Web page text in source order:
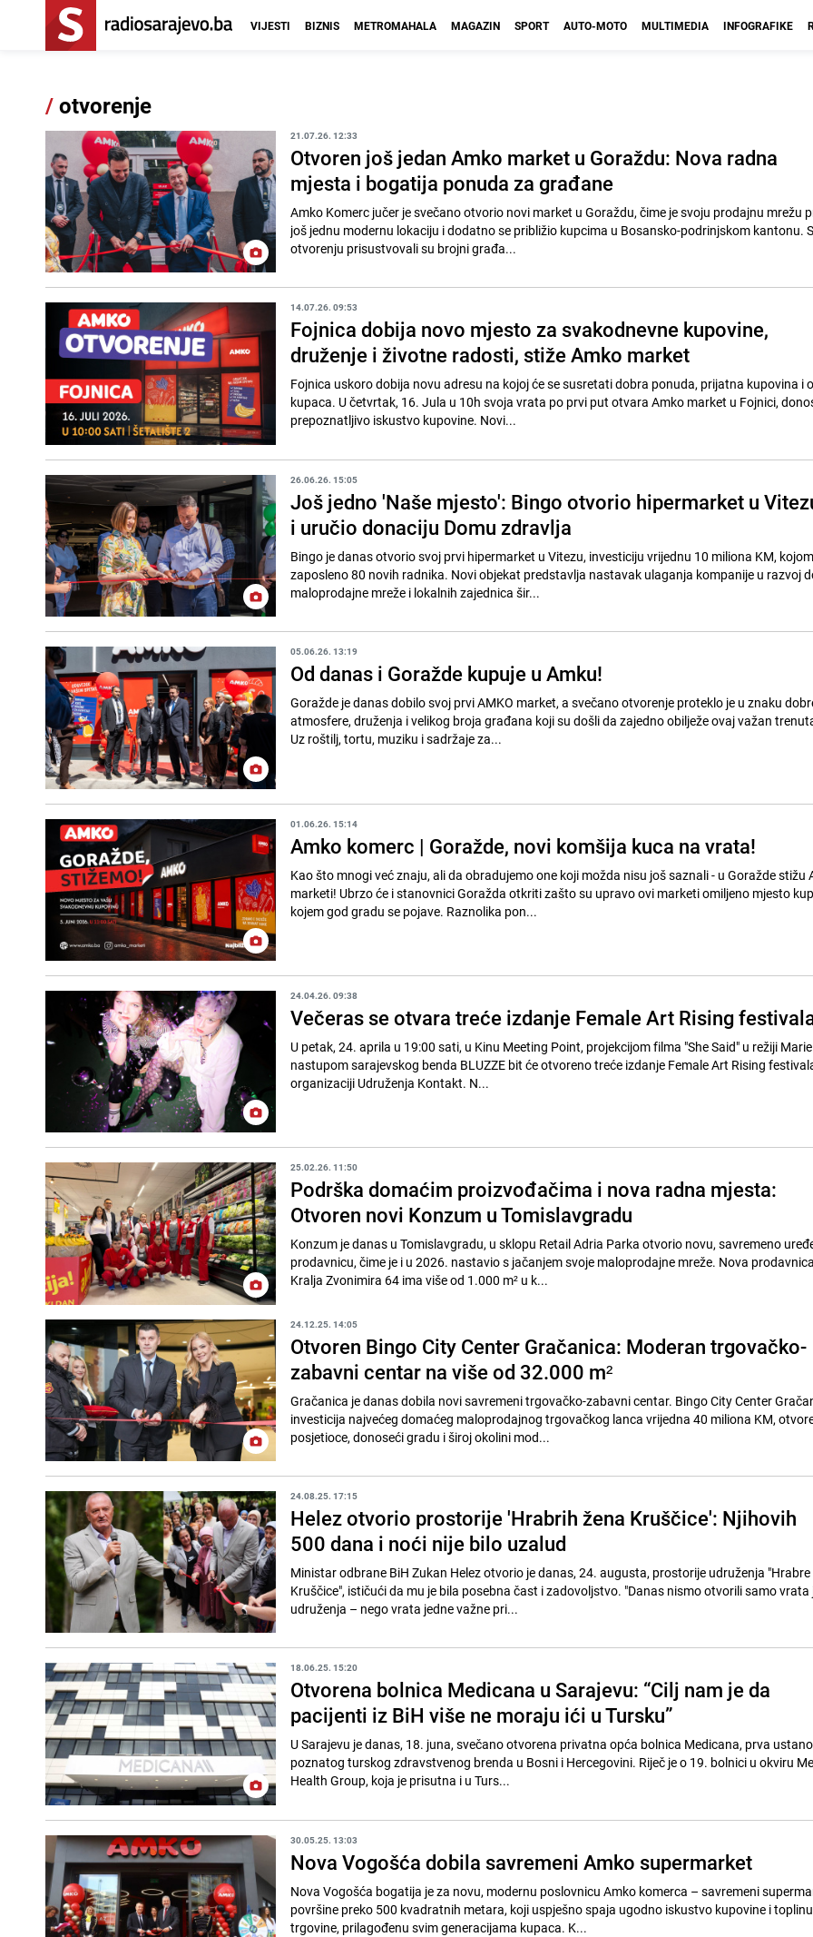
VIJESTI BIZNIS METROMAHALA MAGAZIN SPORT AUTO-MOTO MULTIMEDIA INFOGRAFIKE
/otvorenje
21.07.26. 12:33
Otvoren još jedan Amko market u Goraždu: Nova radna
mjesta i bogatija ponuda za građane
Amko Komerc jučer je svečano otvorio novi market u Goraždu, čime je svoju prodajnu mrežu
još jednu modernu lokaciju i dodatno se približio kupcima u Bosansko-podrinjskom kantonu.
otvorenju prisustvovali su brojni građa...
14.07.26. 09:53
Fojnica dobija novo mjesto za svakodnevne kupovine,
druženje i životne radosti, stiže Amko market
Fojnica uskoro dobija novu adresu na kojoj će se susretati dobra ponuda, prijatna kupovina i
kupaca. U četvrtak, 16. Jula u 10h svoja vrata po prvi put otvara Amko market u Fojnici,
prepoznatljivo iskustvo kupovine. Novi...
26.06.26. 15:05
Još jedno 'Naše mjesto': Bingo otvorio hipermarket u
i uručio donaciju Domu zdravlja
Bingo je danas otvorio svoj prvi hipermarket u Vitezu, investiciju vrijednu 10 miliona KM,
zaposleno 80 novih radnika. Novi objekat predstavlja nastavak ulaganja kompanije u razvoj
maloprodajne mreže i lokalnih zajednica šir...
05.06.26. 13:19
Od danas i Goražde kupuje u Amku!
Goražde je danas dobilo svoj prvi AMKO market, a svečano otvorenje proteklo je u znaku
atmosfere, druženja i velikog broja građana koji su došli da zajedno obilježe ovaj važan
Uz roštilj, tortu, muziku i sadržaje za...
01.06.26. 15:14
Amko komerc | Goražde, novi komšija kuca na vrata!
Kao što mnogi već znaju, ali da obradujemo one koji možda nisu još saznali - u Goražde stižu
marketi! Ubrzo će i stanovnici Goražda otkriti zašto su upravo ovi marketi omiljeno mjesto
kojem god gradu se pojave. Raznolika pon...
24.04.26. 09:38
Večeras se otvara treće izdanje Female Art Rising
U petak, 24. aprila u 19:00 sati, u Kinu Meeting Point, projekcijom filma "She Said" u režiji
nastupom sarajevskog benda BLUZZE bit će otvoreno treće izdanje Female Art Rising
organizaciji Udruženja Kontakt. N...
25.02.26. 11:50
Podrška domaćim proizvođačima i nova radna mjesta:
Otvoren novi Konzum u Tomislavgradu
Konzum je danas u Tomislavgradu, u sklopu Retail Adria Parka otvorio novu, savremeno
prodavnicu, čime je i u 2026. nastavio s jačanjem svoje maloprodajne mreže. Nova
Kralja Zvonimira 64 ima više od 1.000 m² u k...
24.12.25. 14:05
Otvoren Bingo City Center Gračanica: Moderan trgovačko-
zabavni centar na više od 32.000 m²
Gračanica je danas dobila novi savremeni trgovačko-zabavni centar. Bingo City Center
investicija najvećeg domaćeg maloprodajnog trgovačkog lanca vrijedna 40 miliona KM,
posjetioce, donoseći gradu i široj okolini mod...
24.08.25. 17:15
Helez otvorio prostorije 'Hrabrih žena Kruščice': Njihovih
500 dana i noći nije bilo uzalud
Ministar odbrane BiH Zukan Helez otvorio je danas, 24. augusta, prostorije udruženja "Hrabre
Kruščice", ističući da mu je bila posebna čast i zadovoljstvo. "Danas nismo otvorili samo vrata
udruženja – nego vrata jedne važne pri...
18.06.25. 15:20
Otvorena bolnica Medicana u Sarajevu: “Cilj nam je da
pacijenti iz BiH više ne moraju ići u Tursku”
U Sarajevu je danas, 18. juna, svečano otvorena privatna opća bolnica Medicana, prva
poznatog turskog zdravstvenog brenda u Bosni i Hercegovini. Riječ je o 19. bolnici u okviru
Health Group, koja je prisutna i u Turs...
30.05.25. 13:03
Nova Vogošća dobila savremeni Amko supermarket
Nova Vogošća bogatija je za novu, modernu poslovnicu Amko komerca – savremeni
površine preko 500 kvadratnih metara, koji uspješno spaja ugodno iskustvo kupovine i
trgovine, prilagođenu svim generacijama kupaca. K...